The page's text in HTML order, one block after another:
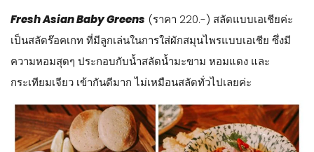
Fresh Asian Baby Greens (ราคา 220.-) สลัดแบบเอเชียค่ะ
เป็นสลัดร๊อคเกท ที่มีลูกเล่นในการใส่ผักสมุนไพรแบบเอเชีย ซึ่งมี
ความหอมสุดๆ ประกอบกับน้ำสลัดน้ำมะขาม หอมแดง และ
กระเทียมเจียว เข้ากันดีมาก ไม่เหมือนสลัดทั่วไปเลยค่ะ